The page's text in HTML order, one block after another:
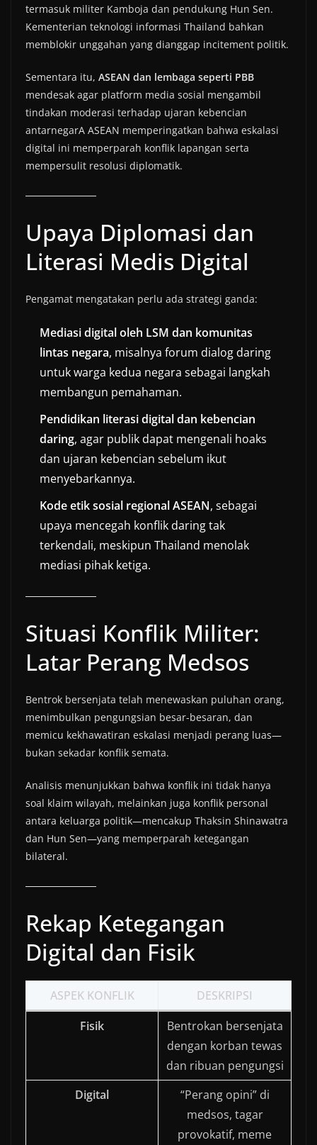
termasuk militer Kamboja dan pendukung Hun Sen.
Kementerian teknologi informasi Thailand bahkan
memblokir unggahan yang dianggap incitement politik.
Sementara itu, ASEAN dan lembaga seperti PBB
mendesak agar platform media sosial mengambil
tindakan moderasi terhadap ujaran kebencian
antarnegarA ASEAN memperingatkan bahwa eskalasi
digital ini memperparah konflik lapangan serta
mempersulit resolusi diplomatik.
Upaya Diplomasi dan
Literasi Medis Digital
Pengamat mengatakan perlu ada strategi ganda:
Mediasi digital oleh LSM dan komunitas
lintas negara, misalnya forum dialog daring
untuk warga kedua negara sebagai langkah
membangun pemahaman.
Pendidikan literasi digital dan kebencian
daring, agar publik dapat mengenali hoaks
dan ujaran kebencian sebelum ikut
menyebarkannya.
Kode etik sosial regional ASEAN, sebagai
upaya mencegah konflik daring tak
terkendali, meskipun Thailand menolak
mediasi pihak ketiga.
Situasi Konflik Militer:
Latar Perang Medsos
Bentrok bersenjata telah menewaskan puluhan orang,
menimbulkan pengungsian besar-besaran, dan
memicu kekhawatiran eskalasi menjadi perang luas—
bukan sekadar konflik semata.
Analisis menunjukkan bahwa konflik ini tidak hanya
soal klaim wilayah, melainkan juga konflik personal
antara keluarga politik—mencakup Thaksin Shinawatra
dan Hun Sen—yang memperparah ketegangan
bilateral.
Rekap Ketegangan
Digital dan Fisik
ASPEK KONFLIK
DESKRIPSI
Fisik
Bentrokan bersenjata
dengan korban tewas
dan ribuan pengungsi
Digital
“Perang opini” di
medsos, tagar
provokatif, meme